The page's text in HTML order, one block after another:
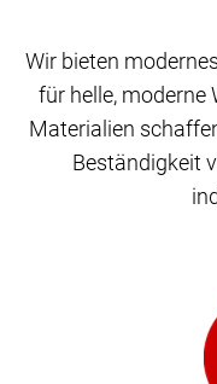
Wir bieten
für helle,
Materialien
Beständigkeit